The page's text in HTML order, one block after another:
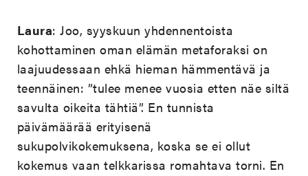
Laura: Joo, syyskuun yhdennentoista
kohottaminen oman elämän metaforaksi on
laajuudessaan ehkä hieman hämmentävä ja
teennäinen: ”tulee menee vuosia etten näe siltä
savulta oikeita tähtiä”. En tunnista
päivämäärää erityisenä
sukupolvikokemuksena, koska se ei ollut
kokemus vaan telkkarissa romahtava torni. En